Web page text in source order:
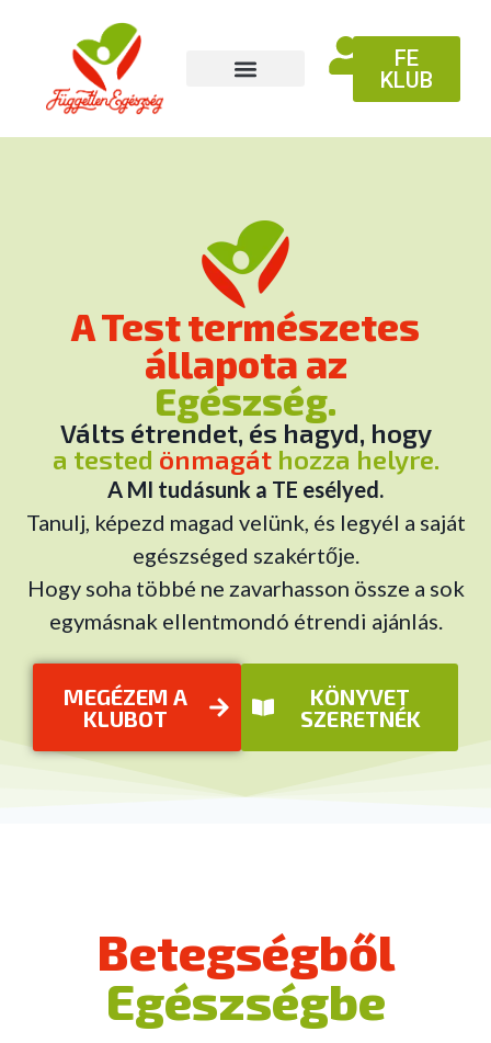
FE
KLUB
A Test természetes
állapota az
Egészség.
Válts étrendet, és hagyd, hogy
a tested önmagáthozza helyre.
A MI tudásunk a TE esélyed.
Tanulj, képezd magad velünk, és legyél a saját
egészséged szakértője.
Hogy soha többé ne zavarhasson össze a sok
egymásnak ellentmondó étrendi ajánlás.
MEGÉZEM A
KLUBOT
KÖNYVET
SZERETNÉK
Betegségből
Egészségbe